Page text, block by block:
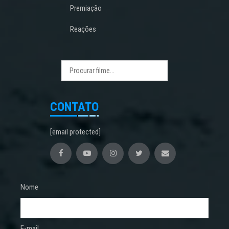
Premiação
Reações
CONTATO
[email protected]
Nome